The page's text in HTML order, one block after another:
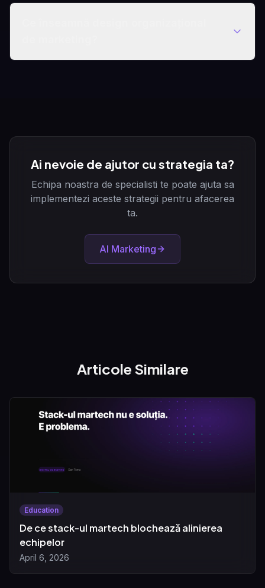
Ai nevoie de ajutor cu strategia ta?
Echipa noastra de specialisti te poate ajuta sa
implementezi aceste strategii pentru afacerea
ta.
AI Marketing
Articole Similare
Education
De ce stack-ul martech blochează alinierea
echipelor
April 6, 2026